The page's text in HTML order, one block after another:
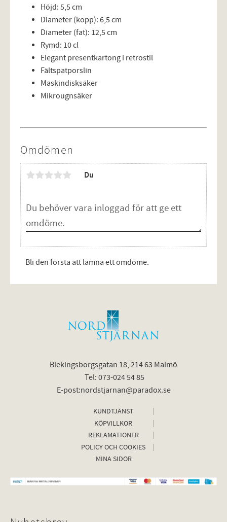
Höjd: 5,5 cm
Diameter (kopp): 6,5 cm
Diameter (fat): 12,5 cm
Rymd: 10 cl
Elegant presentkartong i retrostil
Fältspatporslin
Maskindisksäker
Mikrougnsäker
Omdömen
Du
Bli den första att lämna ett omdöme.
Blekingsborgsgatan 18, 214 63 Malmö
Tel: 073-024 54 85
E-post:nordstjarnan@paradox.se
KUNDTJÄNST
KÖPVILLKOR
REKLAMATIONER
POLICY OCH COOKIES
MINA SIDOR